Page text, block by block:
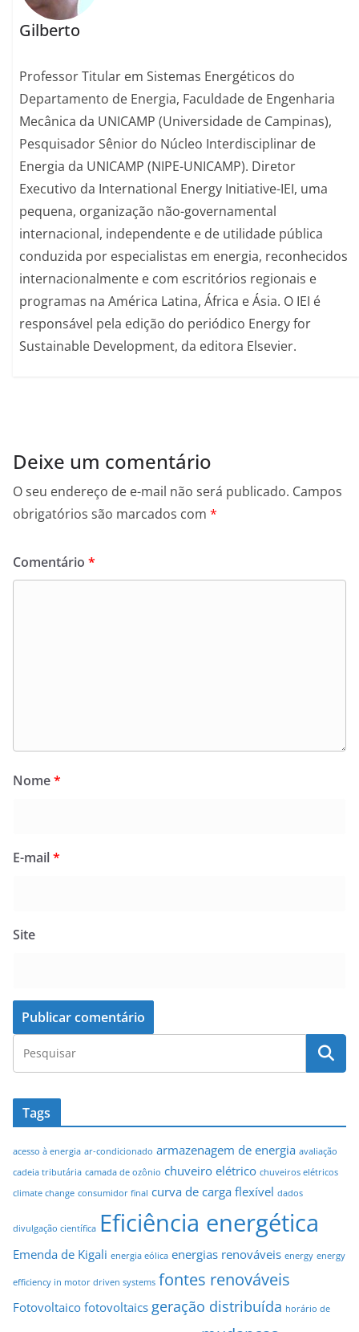
Gilberto
Professor Titular em Sistemas Energéticos do
Departamento de Energia, Faculdade de Engenharia
Mecânica da UNICAMP (Universidade de Campinas),
Pesquisador Sênior do Núcleo Interdisciplinar de
Energia da UNICAMP (NIPE-UNICAMP). Diretor
Executivo da International Energy Initiative-IEI, uma
pequena, organização não-governamental
internacional, independente e de utilidade pública
conduzida por especialistas em energia, reconhecidos
internacionalmente e com escritórios regionais e
programas na América Latina, África e Ásia. O IEI é
responsável pela edição do periódico Energy for
Sustainable Development, da editora Elsevier.
Deixe um comentário
O seu endereço de e-mail não será publicado. Campos
obrigatórios são marcados com *
Comentário *
Nome*
E-mail*
Site
Tags
acesso à energia ar-condicionado armazenagem de energia avaliação
cadeia tributária camada de ozônio chuveiro elétrico chuveiros elétricos
climate change consumidor final curva de carga flexível dados
divulgação científica Eficiência energética
Emenda de Kigali energia eólica energias renováveis energy energy
efficiency in motor driven systems fontes renováveis
Fotovoltaico fotovoltaics geração distribuída horário de